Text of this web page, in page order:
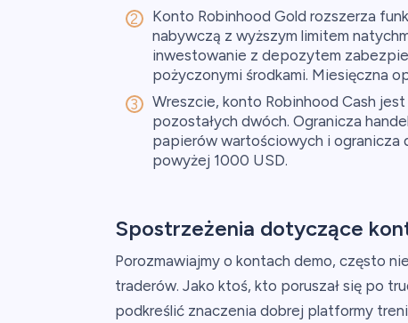
Konto Robinhood Gold rozszerza
nabywczą z wyższym limitem
inwestowanie z depozytem
pożyczonymi środkami. Miesięczna
Wreszcie, konto Robinhood Cash
pozostałych dwóch. Ogranicza
papierów wartościowych i
powyżej 1000 USD.
Spostrzeżenia dotyczące
Porozmawiajmy o kontach demo, często
traderów. Jako ktoś, kto poruszał się po
podkreślić znaczenia dobrej platformy